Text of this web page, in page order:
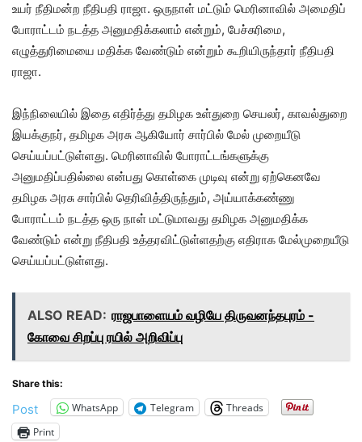
உயர் நீதிமன்ற நீதிபதி ராஜா. ஒருநாள் மட்டும் மெரினாவில் அமைதிப்
போராட்டம் நடத்த அனுமதிக்கலாம் என்றும், பேச்சுரிமை,
எழுத்துரிமையை மதிக்க வேண்டும் என்றும் கூறியிருந்தார் நீதிபதி
ராஜா.
இந்நிலையில் இதை எதிர்த்து தமிழக உள்துறை செயலர், காவல்துறை
இயக்குநர், தமிழக அரசு ஆகியோர் சார்பில் மேல் முறையீடு
செய்யப்பட்டுள்ளது. மெரினாவில் போராட்டங்களுக்கு
அனுமதிப்பதில்லை என்பது கொள்கை முடிவு என்று ஏற்கெனவே
தமிழக அரசு சார்பில் தெரிவித்திருந்தும், அய்யாக்கண்ணு
போராட்டம் நடத்த ஒரு நாள் மட்டுமாவது தமிழக அனுமதிக்க
வேண்டும் என்று நீதிபதி உத்தரவிட்டுள்ளதற்கு எதிராக மேல்முறையீடு
செய்யப்பட்டுள்ளது.
ALSO READ: ராஜபாளையம் வழியே திருவனந்தபுரம் -
கோவை சிறப்பு ரயில் அறிவிப்பு
Share this:
Post WhatsApp Telegram
Threads
Print